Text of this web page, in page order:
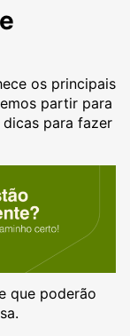
os principais
partir para
para fazer
que poderão